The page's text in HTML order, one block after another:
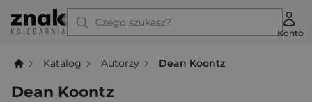
Czego szukasz?
Konto
Katalog Autorzy Dean Koontz
Dean Koontz